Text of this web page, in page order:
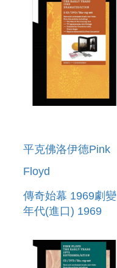
平克佛洛伊德Pink
Floyd
傳奇始幕 1969劇變
年代(進口) 1969